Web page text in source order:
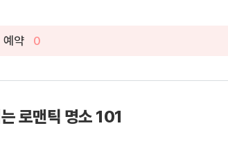
예약 0
로맨틱 명소 101